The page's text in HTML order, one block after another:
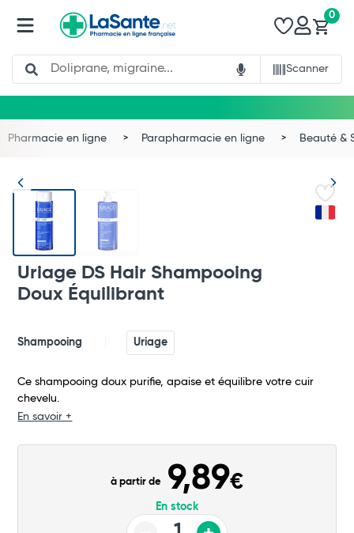
Search
Scanner
0
Total
Pharmacie en ligne Parapharmacie en ligne Beauté &
Uriage DS Hair Shampooing
Doux Équilibrant
Shampooing Uriage
Ce shampooing doux purifie, apaise et équilibre votre cuir
chevelu.
En savoir +
à partir de 9,89€
En stock